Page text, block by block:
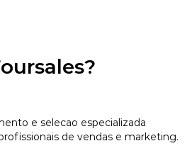
e selecao especializada
de vendas e marketing.